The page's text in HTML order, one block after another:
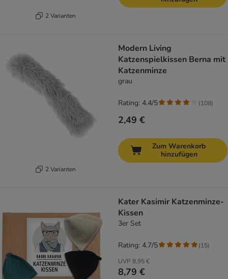
2 Varianten
2 Varianten
Modern Living
Katzenspielkissen Berna mit
Katzenminze
grau
2,49 €
Rating: 4.4/5 (108)
Zum Warenkorb
hinzufügen
Kater Kasimir Katzenminze-
Kissen
3er Set
UVP 8,95 €
8,79 €
Rating: 4.7/5 (15)